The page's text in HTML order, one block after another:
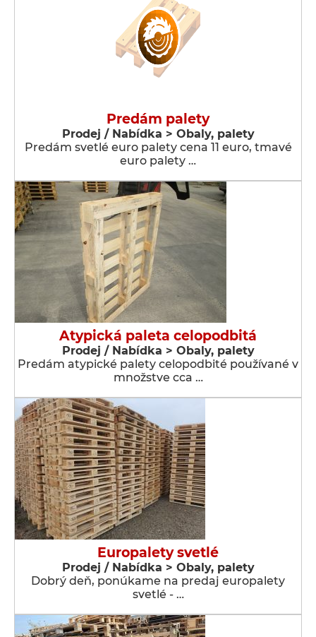
Predám palety
Prodej / Nabídka > Obaly, palety
Predám svetlé euro palety cena 11 euro, tmavé
euro palety …
Atypická paleta celopodbitá
Prodej / Nabídka > Obaly, palety
Predám atypické palety celopodbité používané v
množstve cca …
Europalety svetlé
Prodej / Nabídka > Obaly, palety
Dobrý deň, ponúkame na predaj europalety
svetlé - …